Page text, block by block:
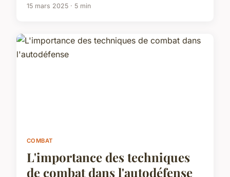
15 mars 2025 · 5 min
COMBAT
L'importance des techniques
de combat dans l'autodéfense